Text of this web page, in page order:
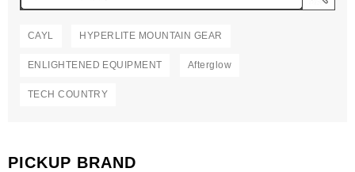
CAYL HYPERLITE MOUNTAIN GEAR
ENLIGHTENED EQUIPMENT Afterglow
TECH COUNTRY
PICKUP BRAND